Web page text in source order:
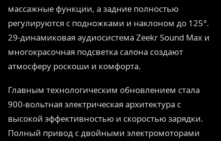
массажные функции, а задние полностью
регулируются с подножками и наклоном до 125°.
29-динамиковая аудиосистема Zeekr Sound Max и
многокрасочная подсветка салона создают
атмосферу роскоши и комфорта.
Главным технологическим обновлением стала
900-вольтная электрическая архитектура с
высокой эффективностью и скоростью зарядки.
Полный привод с двойными электромоторами